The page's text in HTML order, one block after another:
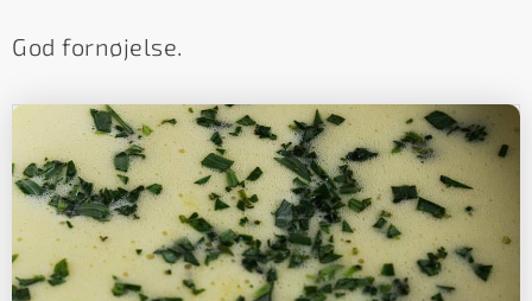
God fornøjelse.